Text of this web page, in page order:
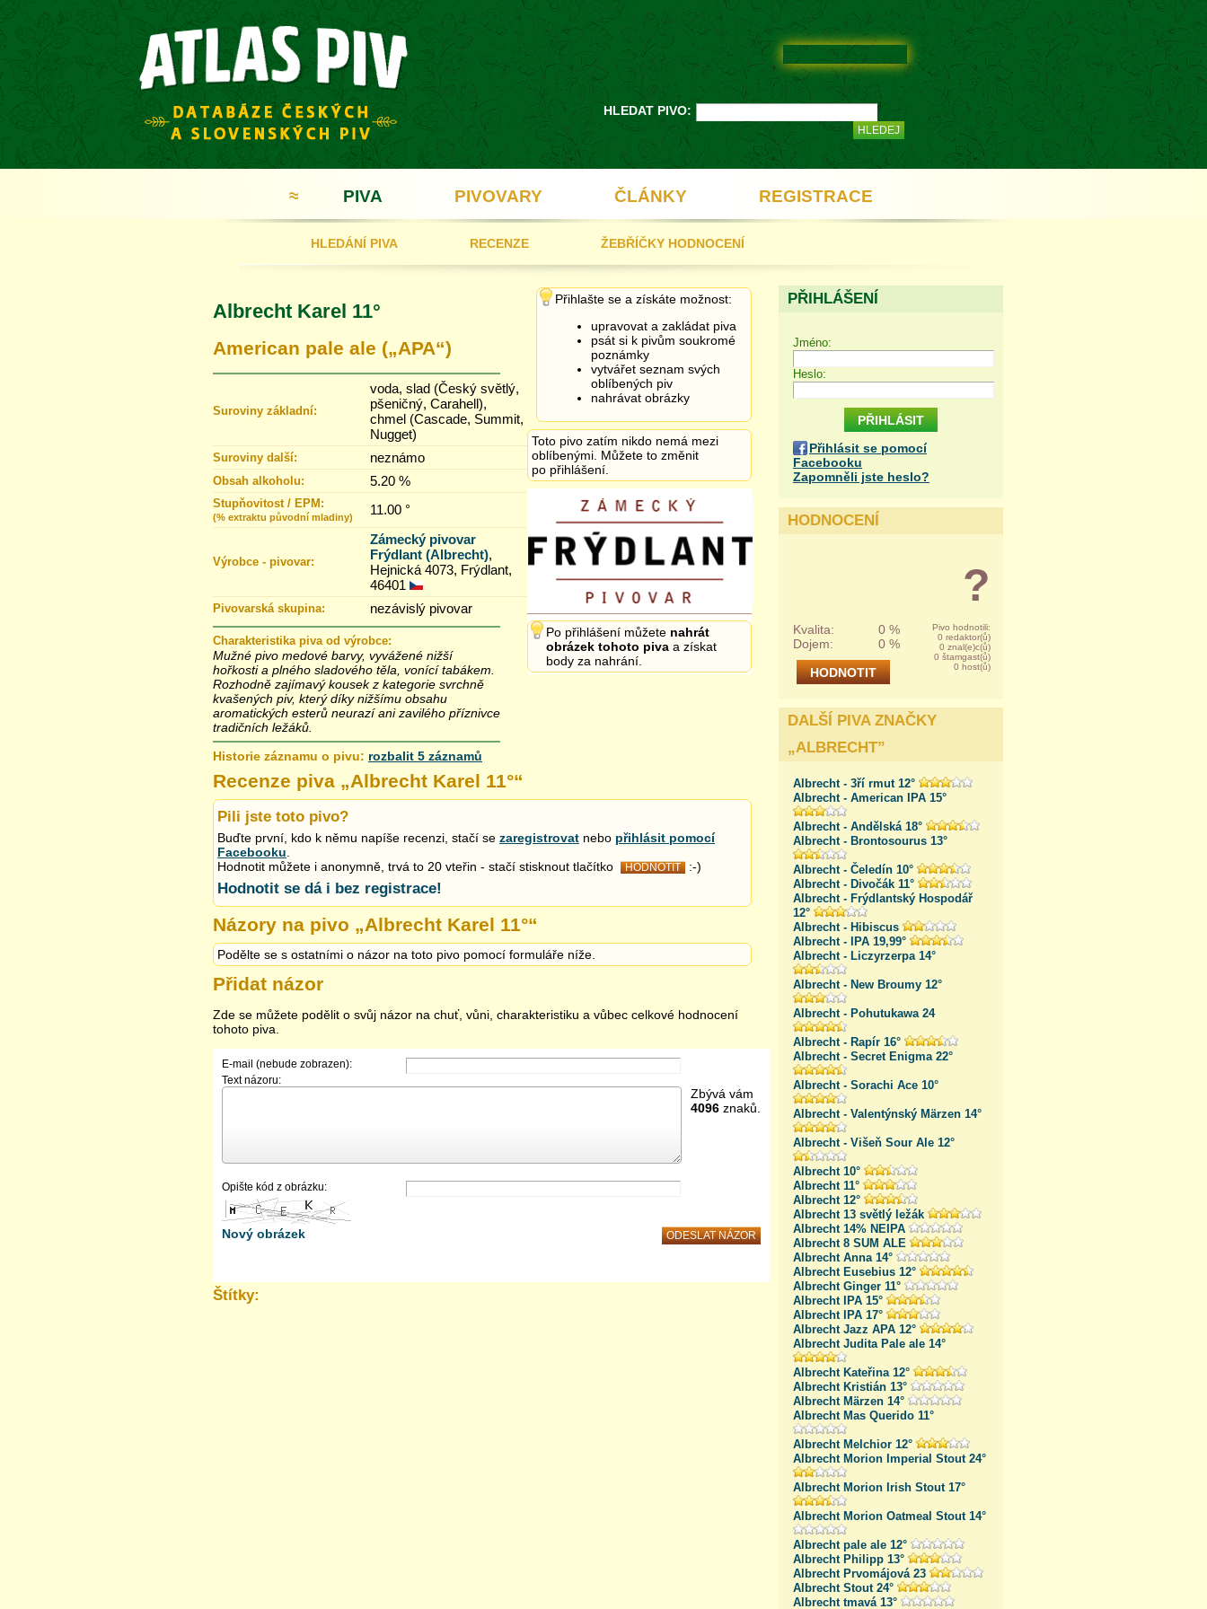
HLEDAT PIVO:
≈ PIVA
HLEDÁNÍ PIVA RECENZE ŽEBŘÍČKY HODNOCENÍ
PIVOVARY ČLÁNKY REGISTRACE
Albrecht Karel 11°
American pale ale („APA“)
Suroviny základní:
voda, slad (Český světlý,
pšeničný, Carahell),
chmel (Cascade, Summit,
Nugget)
Suroviny další: neznámo
Obsah alkoholu: 5.20 %
Stupňovitost / EPM:
(% extraktu původní mladiny) 11.00 °
Výrobce - pivovar:
Zámecký pivovar
Frýdlant (Albrecht),
Hejnická 4073, Frýdlant,
46401
Pivovarská skupina: nezávislý pivovar
Charakteristika piva od výrobce:
Mužné pivo medové barvy, vyvážené nižší
hořkosti a plného sladového těla, vonící tabákem.
Rozhodně zajímavý kousek z kategorie svrchně
kvašených piv, který díky nižšímu obsahu
aromatických esterů neurazí ani zavilého příznivce
tradičních ležáků.
Historie záznamu o pivu: rozbalit 5 záznamů
8.6.2018 12:45
Přihlašte se a získáte možnost:
upravovat a zakládat piva
psát si k pivům soukromé
poznámky
vytvářet seznam svých
oblíbených piv
nahrávat obrázky
Toto pivo zatím nikdo nemá mezi
oblíbenými. Můžete to změnit
po přihlášení.
Po přihlášení můžete nahrát
obrázek tohoto piva a získat
body za nahrání.
Recenze piva „Albrecht Karel 11°“
Pili jste toto pivo?
Buďte první, kdo k němu napíše recenzi, stačí se zaregistrovat nebo přihlásit pomocí
Facebooku
Hodnotit můžete i anonymně, trvá to 20 vteřin - stačí stisknout tlačítko
HODNOTIT :-)
Hodnotit se dá i bez registrace!
Názory na pivo „Albrecht Karel 11°“
Podělte se s ostatními o názor na toto pivo pomocí formuláře níže.
Přidat názor
Zde se můžete podělit o svůj názor na chuť, vůni, charakteristiku a vůbec celkové hodnocení
tohoto piva.
E-mail (nebude zobrazen):
Text názoru:
Zbývá vám
4096 znaků.
Opište kód z obrázku:
Nový obrázek
Štítky:
PŘIHLÁŠENÍ
Jméno:
Heslo:
Přihlásit se pomocí
Facebooku
Zapomněli jste heslo?
HODNOCENÍ
?
Kvalita: 0 %
Pivo hodnotili:
0 redaktor(ů)
0 znal(e)c(ů)
0 štamgast(ů)
0 host(ů)
Dojem: 0 %
DALŠÍ PIVA ZNAČKY
„ALBRECHT”
Albrecht - 3ří rmut 12°
Albrecht - American IPA 15°
Albrecht - Andělská 18°
Albrecht - Brontosourus 13°
Albrecht - Čeledín 10°
Albrecht - Divočák 11°
Albrecht - Frýdlantský Hospodář
12°
Albrecht - Hibiscus
Albrecht - IPA 19,99°
Albrecht - Liczyrzerpa 14°
Albrecht - New Broumy 12°
Albrecht - Pohutukawa 24
Albrecht - Rapír 16°
Albrecht - Secret Enigma 22°
Albrecht - Sorachi Ace 10°
Albrecht - Valentýnský Märzen 14°
Albrecht - Višeň Sour Ale 12°
Albrecht 10°
Albrecht 11°
Albrecht 12°
Albrecht 13 světlý ležák
Albrecht 14% NEIPA
Albrecht 8 SUM ALE
Albrecht Anna 14°
Albrecht Eusebius 12°
Albrecht Ginger 11°
Albrecht IPA 15°
Albrecht IPA 17°
Albrecht Jazz APA 12°
Albrecht Judita Pale ale 14°
Albrecht Kateřina 12°
Albrecht Kristián 13°
Albrecht Märzen 14°
Albrecht Mas Querido 11°
Albrecht Melchior 12°
Albrecht Morion Imperial Stout 24°
Albrecht Morion Irish Stout 17°
Albrecht Morion Oatmeal Stout 14°
Albrecht pale ale 12°
Albrecht Philipp 13°
Albrecht Prvomájová 23
Albrecht Stout 24°
Albrecht tmavá 13°